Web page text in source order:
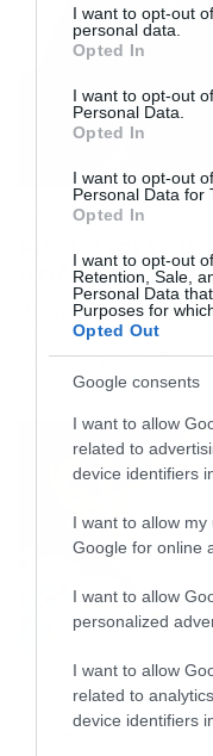
not limited to your visit
grant or deny consent
use your data for
consent section.
I want to opt-out
personal data.
Opted In
I want to opt-out
Personal Data.
Opted In
I want to opt-out
Personal Data for
Opted In
I want to opt-out
Retention, Sale,
Personal Data
Purposes for
Opted Out
Google consents
I want to allow
related to
device identifiers
I want to allow
Google for online
I want to allow
personalized
I want to allow
related to
device identifiers
15/04/2019 10:06
Αυτό είναι το
οτιδήποτε
Η συμβουλή του
τριάντα έξι ετών, ο
εν διαστάσει
Hans Albert Einstein
στην Βιέννη. Στις 4
μόλις ολοκληρώσει